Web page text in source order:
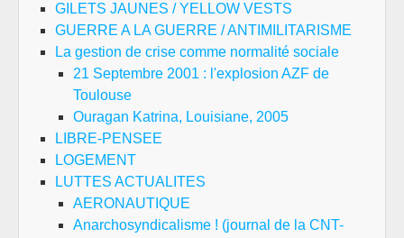
GILETS JAUNES / YELLOW VESTS
GUERRE A LA GUERRE / ANTIMILITARISME
La gestion de crise comme normalité sociale
21 Septembre 2001 : l'explosion AZF de
Toulouse
Ouragan Katrina, Louisiane, 2005
LIBRE-PENSEE
LOGEMENT
LUTTES ACTUALITES
AERONAUTIQUE
Anarchosyndicalisme ! (journal de la CNT-